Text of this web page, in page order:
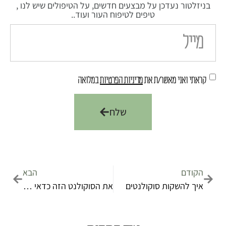
בניזלטור נעדכן על מבצעים חדשים, על הטיפולים שיש לנו ,
טיפים לטיפוח העור ועוד..
קראתי ואני מאשר/ת אתמדיניות הפרטיותבמלואה
שלח
הקודם
איך להשקות סוקולנטים
הבא
את הסוקולנט הזה כדאי שתכירו